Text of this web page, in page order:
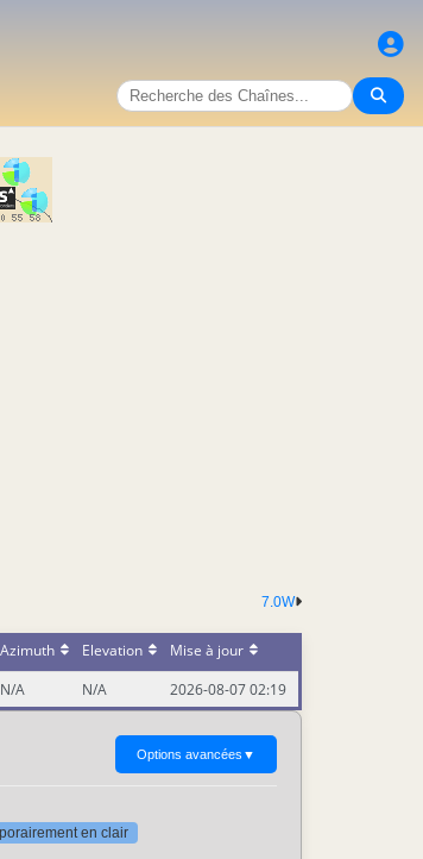
7.0W
Azimuth Elevation
Mise à jour
N/A N/A 2026-08-07 02:19
Options avancées ▼
en clair